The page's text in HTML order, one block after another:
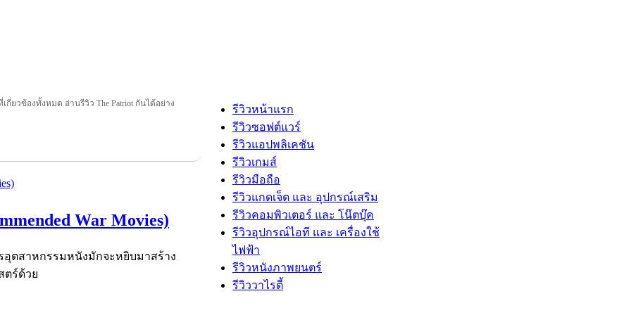
เกี่ยวข้องทั้งหมด อ่านรีวิว The Patriot กันได้อย่าง
War Movies)
รอุตสาหกรรมหนังมักจะหยิบมาสร้าง
ตร์ด้วย
รีวิวหน้าแรก
รีวิวซอฟต์แวร์
รีวิวแอปพลิเคชัน
รีวิวเกมส์
รีวิวมือถือ
รีวิวแกดเจ็ต และ อุปกรณ์เสริม
รีวิวคอมพิวเตอร์ และ โน๊ตบุ๊ค
รีวิวอุปกรณ์ไอที และ เครื่องใช้
ไฟฟ้า
รีวิวหนังภาพยนตร์
รีวิววาไรตี้